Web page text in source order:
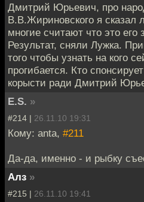
Дмитрий Юрьевич, про
В.В.Жириновского я сказал
многие считают что это его
Результат, сняли Лужка.
того чтобы узнать на кого
прогибается. Кто
корысти ради Дмитрий
E.S. »
#214 | 26.11.10 19:31
Кому: anta, #211
Да-да, именно - и рыбку
Алз »
#215 | 26.11.10 19:41